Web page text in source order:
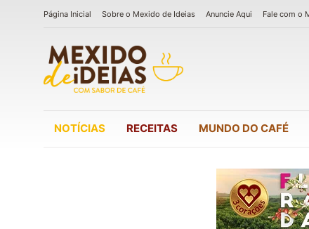
Página Inicial Sobre o Mexido de Ideias Anuncie Aqui Fale com o
NOTÍCIAS RECEITAS MUNDO DO CAFÉ